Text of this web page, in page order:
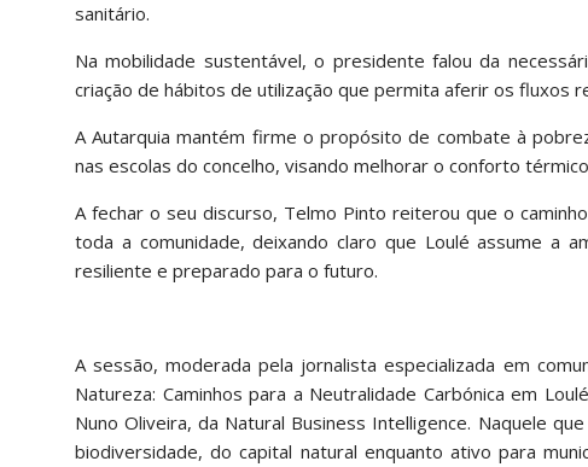
sanitário.
Na mobilidade sustentável, o presidente falou da
criação de hábitos de utilização que permita aferir os fluxos
A Autarquia mantém firme o propósito de combate à
nas escolas do concelho, visando melhorar o conforto
A fechar o seu discurso, Telmo Pinto reiterou que o
toda a comunidade, deixando claro que Loulé assume a
resiliente e preparado para o futuro.
A sessão, moderada pela jornalista especializada em
Natureza: Caminhos para a Neutralidade Carbónica em
Nuno Oliveira, da Natural Business Intelligence. Naquele
biodiversidade, do capital natural enquanto ativo para